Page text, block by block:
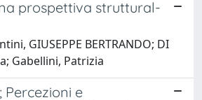
prospettiva struttural-
GIUSEPPE BERTRANDO; DI
Gabellini, Patrizia
e